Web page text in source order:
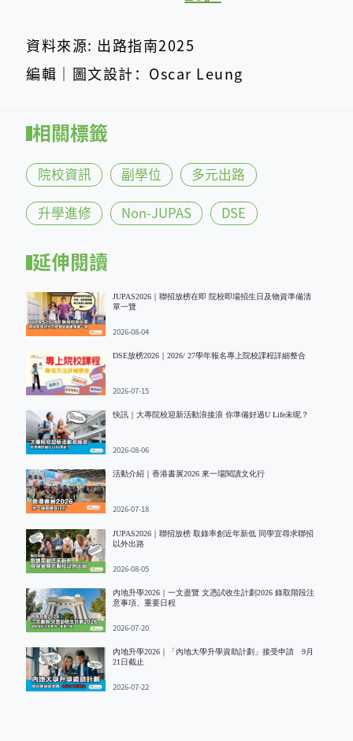
資料來源: 出路指南2025
編輯｜圖文設計：Oscar Leung
相關標籤
院校資訊 副學位 多元出路
升學進修 Non-JUPAS DSE
延伸閱讀
JUPAS2026｜聯招放榜在即 院校即場招生日及物資準備清
單一覽
2026-08-04
DSE放榜2026｜2026/ 27學年報名專上院校課程詳細整合
2026-07-15
快訊｜大專院校迎新活動浪接浪 你準備好過U Life未呢？
2026-08-06
活動介紹｜香港書展2026 來一場閱讀文化行
2026-07-18
JUPAS2026｜聯招放榜 取錄率創近年新低 同學宜尋求聯招
以外出路
2026-08-05
內地升學2026｜一文盡覽 文憑試收生計劃2026 錄取階段注
意事項、重要日程
2026-07-20
內地升學2026｜「內地大學升學資助計劃」接受申請 9月
21日截止
2026-07-22